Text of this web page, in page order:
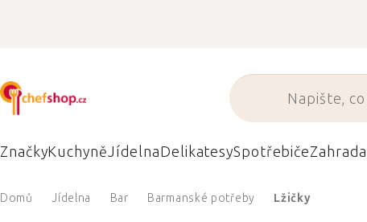
ZnačkyKuchyněJídelnaDelikatesySpotřebičeZahrada
Domů Jídelna Bar Barmanské potřeby Lžičky